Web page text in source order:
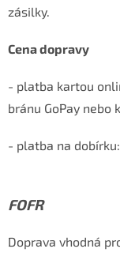
zásilky.
Cena dopravy
- platba kartou
bránu GoPay nebo
- platba na dobírku:
FOFR
Doprava vhodná